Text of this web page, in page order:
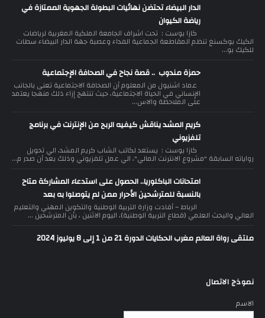
الدار البيضاء تحتضن نهائيات البطولة الجهوية الممتازة في
رياضة الكيوان
كازا بوست : تحت اشراف الجامعة الملكية المغربية لرياضات
الكيك بوكسنغ تنظم المقاطعة الجماعية الفداء وعصبة جهة الدار البيضاء سطات
للكيك بو...
حمزة مندوب .. قصة نجاح في الصحافة الإجتماعية
عماد اشنيول من المعلوم أن الصحافة الاجتماعية تعنى بالجانب
الإنساني في الحياة الاجتماعية، حيث تنتهج إزاء ذلك منهجا يعتمد
على الملاحظة والاس...
كريم المشد يناقش كيفيه الربح من الإنترنت في برنامج
تلفزيوني
كازا بوست : يستعد لكاتب الشاب كريم المشد، الي تحويل
رواياته السابقة "مشروع الانترنت المالي"، الي عمل تلفزيوني وذلك بعد أن صدر م...
امتحانات الباكلوريا.. الحصول على استدعاء المشاركة متاح
بالنسبة للمترشحين الأحرار ممن لم يتوصلوا به بعد
الرباط – أفادت وزارة التربية الوطنية والتكوين المهني والتعليم
العالي والبحث العلمي (قطاع التربية الوطنية)، اليوم الاثنين ، بأن المترشحين ...
ملتقى رواة العالم مغرب الحكايات الدورة 21 من 1 إلى 8 يوليوز 2024
نموذج الاتصال
الاسم